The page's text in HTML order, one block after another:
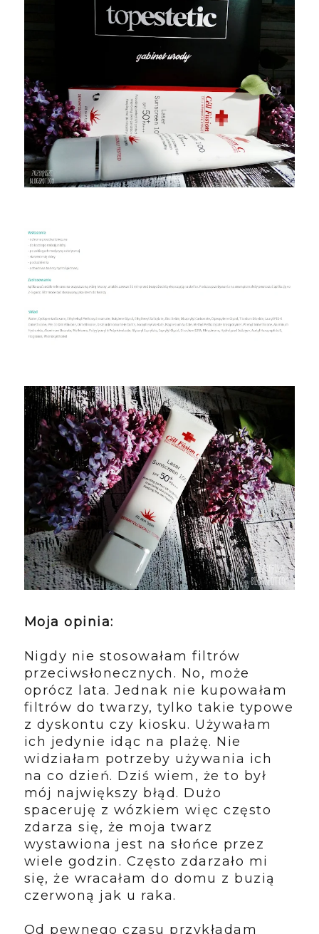
Moja opinia:
Nigdy nie stosowałam filtrów
przeciwsłonecznych. No, może
oprócz lata. Jednak nie kupowałam
filtrów do twarzy, tylko takie typowe
z dyskontu czy kiosku. Używałam
ich jedynie idąc na plażę. Nie
widziałam potrzeby używania ich
na co dzień. Dziś wiem, że to był
mój największy błąd. Dużo
spaceruję z wózkiem więc często
zdarza się, że moja twarz
wystawiona jest na słońce przez
wiele godzin. Często zdarzało mi
się, że wracałam do domu z buzią
czerwoną jak u raka.
Od pewnego czasu przykładam